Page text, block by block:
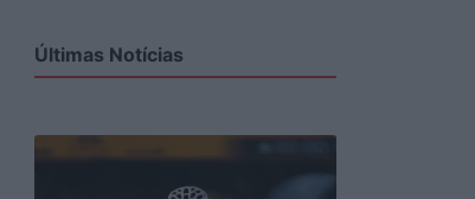
Últimas Notícias